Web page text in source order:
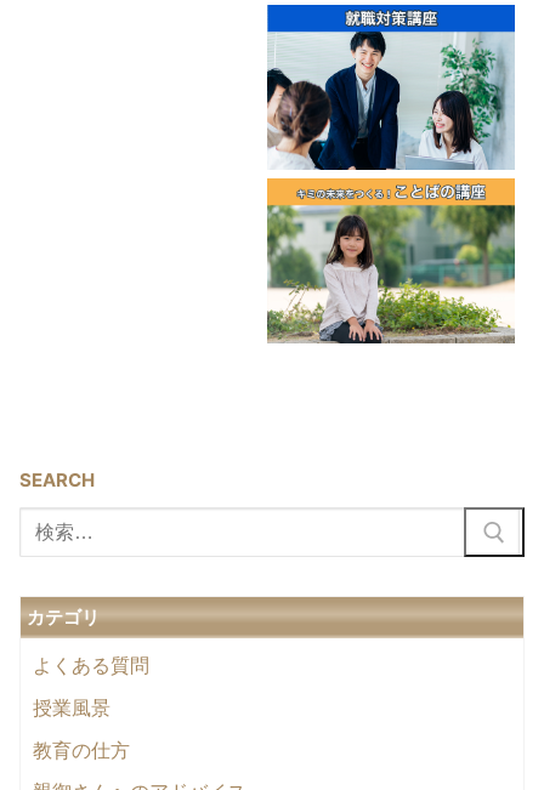
SEARCH
索:
カテゴリ
よくある質問
授業風景
教育の仕方